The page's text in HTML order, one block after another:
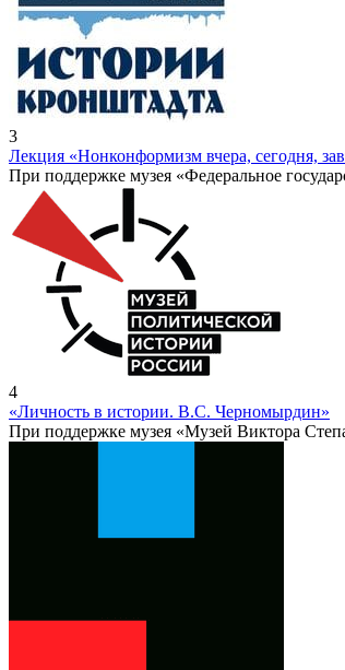
3
Лекция «Нонконформизм вчера, сегодня,
При поддержке музея «Федеральное
4
«Личность в истории. В.С. Черномырдин»
При поддержке музея «Музей Виктора